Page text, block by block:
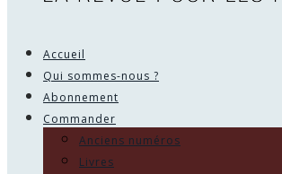
Accueil
Qui sommes-nous ?
Abonnement
Commander
Anciens numéros
Livres